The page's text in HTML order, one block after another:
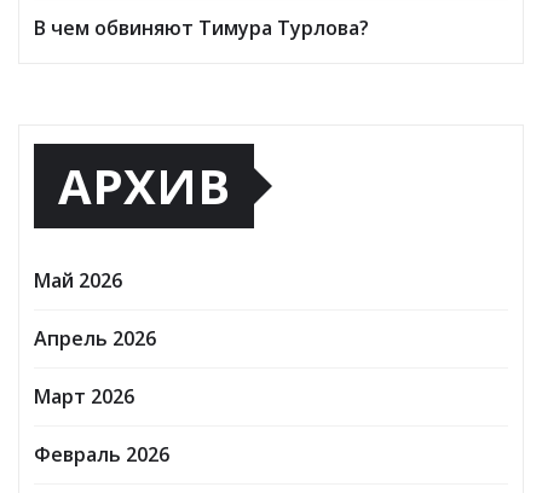
В чем обвиняют Тимура Турлова?
АРХИВ
Май 2026
Апрель 2026
Март 2026
Февраль 2026